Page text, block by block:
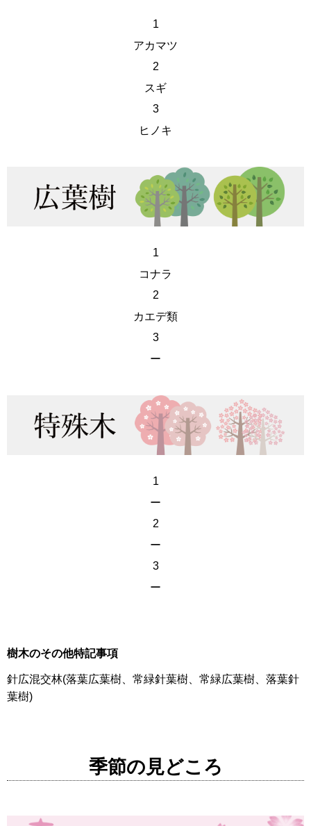
1
アカマツ
2
スギ
3
ヒノキ
1
コナラ
2
カエデ類
3
ー
1
ー
2
ー
3
ー
樹木のその他特記事項
針広混交林(落葉広葉樹、常緑針葉樹、常緑広葉樹、落葉針
葉樹)
季節の見どころ